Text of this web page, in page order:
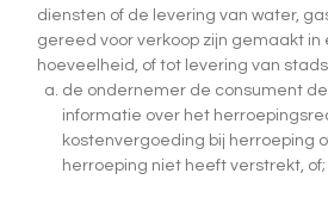
diensten of de levering van water,
gereed voor verkoop zijn gemaakt in
hoeveelheid, of tot levering van
de ondernemer de consument
informatie over het
kostenvergoeding bij herroeping
herroeping niet heeft verstrekt, of;